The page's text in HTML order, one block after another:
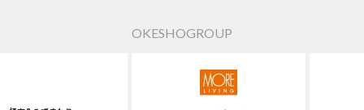
OKESHOGROUP